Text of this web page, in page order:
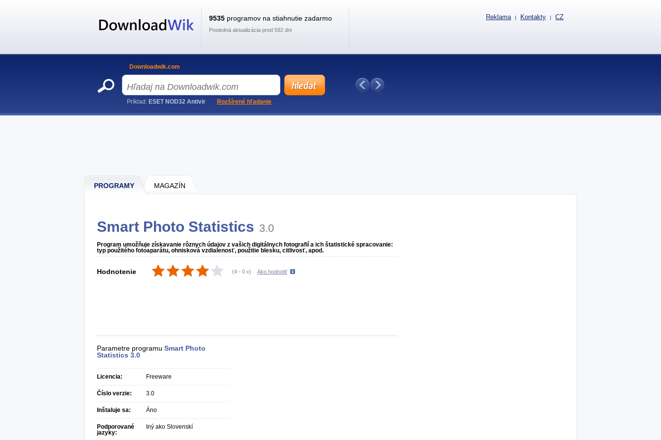
PROGRAMY MAGAZÍN
Smart Photo Statistics 3.0
Program umožňuje získavanie rôznych údajov z vašich digitálnych fotografií a ich štatistické spracovanie:
typ použitého fotoaparátu, ohnisková vzdialenosť, použitie blesku, citlivosť, apod.
Hodnotenie (4 - 0 x) Ako hodnotiť
Parametre programu Smart Photo
Statistics 3.0
Licencia: Freeware
Číslo verzie: 3.0
Inštaluje sa: Áno
Podporované
jazyky:
Iný ako Slovenskí
9535 programov na stiahnutie zadarmo
Posledná aktualizácia pred 592 dni
Reklama | Kontakty | CZ
Downloadwik.com
Príklad: ESET NOD32 Antivir Rozšírené hľadanie